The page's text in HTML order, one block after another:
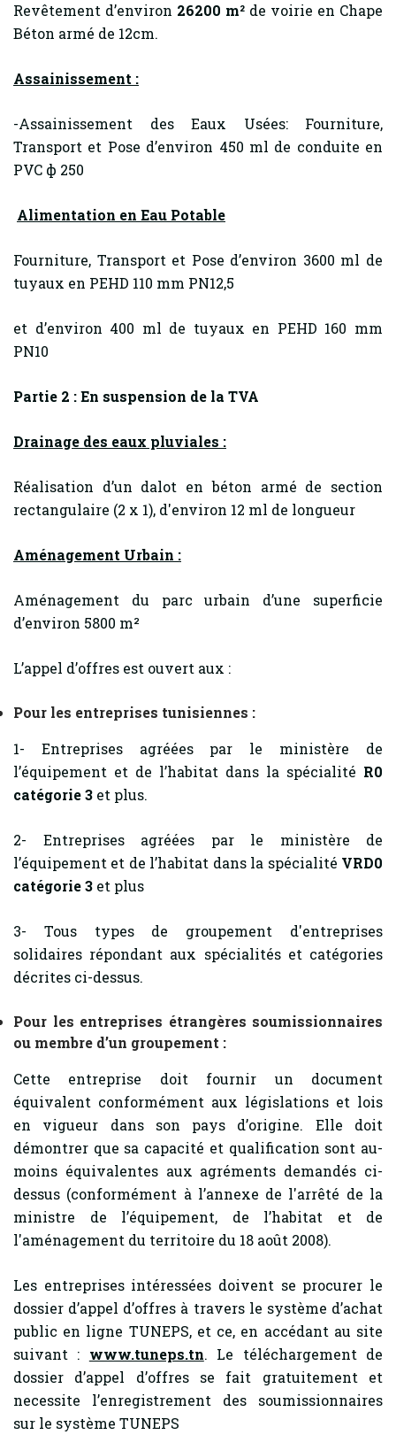
Revêtement d’environ 26200 m² de voirie en Chape
Béton armé de 12cm.
Assainissement :
-Assainissement des Eaux Usées: Fourniture,
Transport et Pose d’environ 450 ml de conduite en
PVC ф 250
Alimentation en Eau Potable
Fourniture, Transport et Pose d’environ 3600 ml de
tuyaux en PEHD 110 mm PN12,5
et d’environ 400 ml de tuyaux en PEHD 160 mm
PN10
Partie 2 : En suspension de la TVA
Drainage des eaux pluviales :
Réalisation d’un dalot en béton armé de section
rectangulaire (2 x 1), d'environ 12 ml de longueur
Aménagement Urbain :
Aménagement du parc urbain d’une superficie
d’environ 5800 m²
L’appel d’offres est ouvert aux :
Pour les entreprises tunisiennes :
1- Entreprises agréées par le ministère de
l’équipement et de l’habitat dans la spécialité R0
catégorie 3 et plus.
2- Entreprises agréées par le ministère de
l’équipement et de l’habitat dans la spécialité VRD0
catégorie 3 et plus
3- Tous types de groupement d'entreprises
solidaires répondant aux spécialités et catégories
décrites ci-dessus.
Pour les entreprises étrangères soumissionnaires
ou membre d’un groupement :
Cette entreprise doit fournir un document
équivalent conformément aux législations et lois
en vigueur dans son pays d’origine. Elle doit
démontrer que sa capacité et qualification sont au-
moins équivalentes aux agréments demandés ci-
dessus (conformément à l’annexe de l'arrêté de la
ministre de l’équipement, de l’habitat et de
l'aménagement du territoire du 18 août 2008).
Les entreprises intéressées doivent se procurer le
dossier d’appel d’offres à travers le système d’achat
public en ligne TUNEPS, et ce, en accédant au site
suivant : www.tuneps.tn. Le téléchargement de
dossier d’appel d’offres se fait gratuitement et
necessite l’enregistrement des soumissionnaires
sur le système TUNEPS